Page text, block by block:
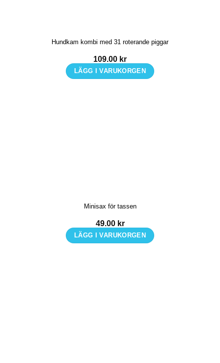
Hundkam kombi med 31 roterande piggar
109.00 kr
LÄGG I VARUKORGEN
Minisax för tassen
49.00 kr
LÄGG I VARUKORGEN